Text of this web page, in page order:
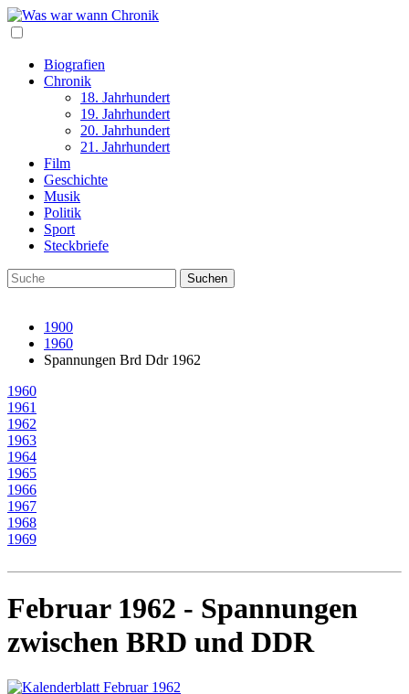
Biografien
Chronik
18. Jahrhundert
19. Jahrhundert
20. Jahrhundert
21. Jahrhundert
Film
Geschichte
Musik
Politik
Sport
Steckbriefe
1900
1960
Spannungen Brd Ddr 1962
1960
1961
1962
1963
1964
1965
1966
1967
1968
1969
Februar 1962 - Spannungen
zwischen BRD und DDR